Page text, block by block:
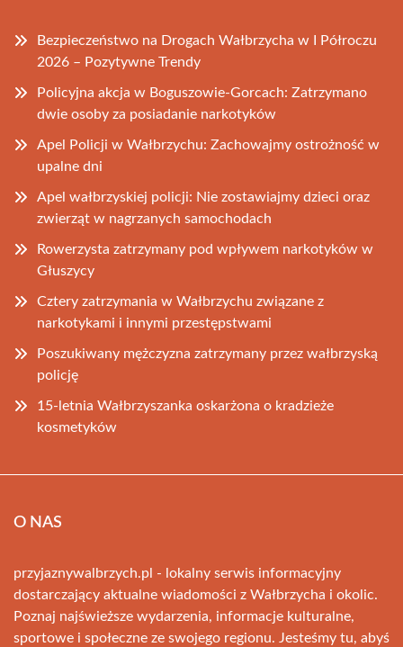
Bezpieczeństwo na Drogach Wałbrzycha w I Półroczu
2026 – Pozytywne Trendy
Policyjna akcja w Boguszowie-Gorcach: Zatrzymano
dwie osoby za posiadanie narkotyków
Apel Policji w Wałbrzychu: Zachowajmy ostrożność w
upalne dni
Apel wałbrzyskiej policji: Nie zostawiajmy dzieci oraz
zwierząt w nagrzanych samochodach
Rowerzysta zatrzymany pod wpływem narkotyków w
Głuszycy
Cztery zatrzymania w Wałbrzychu związane z
narkotykami i innymi przestępstwami
Poszukiwany mężczyzna zatrzymany przez wałbrzyską
policję
15-letnia Wałbrzyszanka oskarżona o kradzieże
kosmetyków
O NAS
przyjaznywalbrzych.pl - lokalny serwis informacyjny
dostarczający aktualne wiadomości z Wałbrzycha i okolic.
Poznaj najświeższe wydarzenia, informacje kulturalne,
sportowe i społeczne ze swojego regionu. Jesteśmy tu, abyś